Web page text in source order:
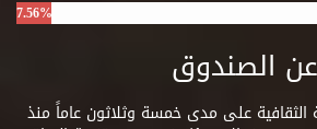
7.56%
عن الصندوق
الثقافية على مدى خمسة وثلاثون عاماً منذ